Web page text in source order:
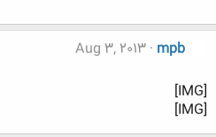
mpb
Aug 3, 2013
[IMG]
[IMG]